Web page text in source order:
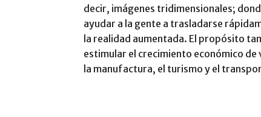
decir, imágenes tridimensionales;
ayudar a la gente a trasladarse
la realidad aumentada. El propósito
estimular el crecimiento económico
la manufactura, el turismo y el